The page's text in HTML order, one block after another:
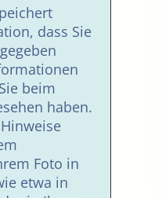
dass Sie
beim
haben.
Foto in
etwa in